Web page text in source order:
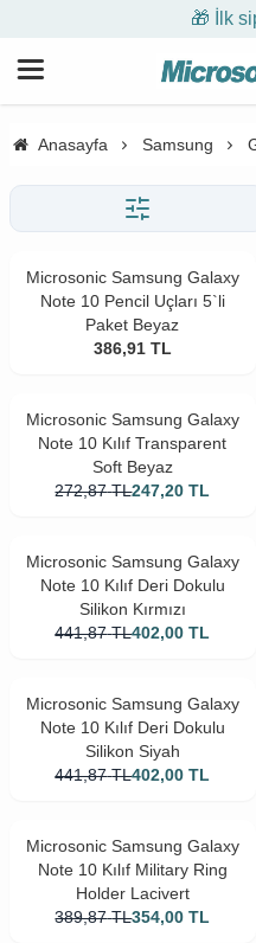
🎁 İlk
Anasayfa Samsung
Microsonic Samsung Galaxy
Note 10 Pencil Uçları 5`li
Paket Beyaz
386,91 TL
Microsonic Samsung Galaxy
Note 10 Kılıf Transparent
Soft Beyaz
272,87 TL247,20 TL
Microsonic Samsung Galaxy
Note 10 Kılıf Deri Dokulu
Silikon Kırmızı
441,87 TL402,00 TL
Microsonic Samsung Galaxy
Note 10 Kılıf Deri Dokulu
Silikon Siyah
441,87 TL402,00 TL
Microsonic Samsung Galaxy
Note 10 Kılıf Military Ring
Holder Lacivert
389,87 TL354,00 TL